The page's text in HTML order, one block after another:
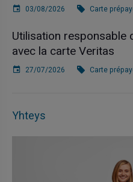
03/08/2026 Carte
Utilisation responsable
avec la carte Veritas
27/07/2026 Carte
Yhteys